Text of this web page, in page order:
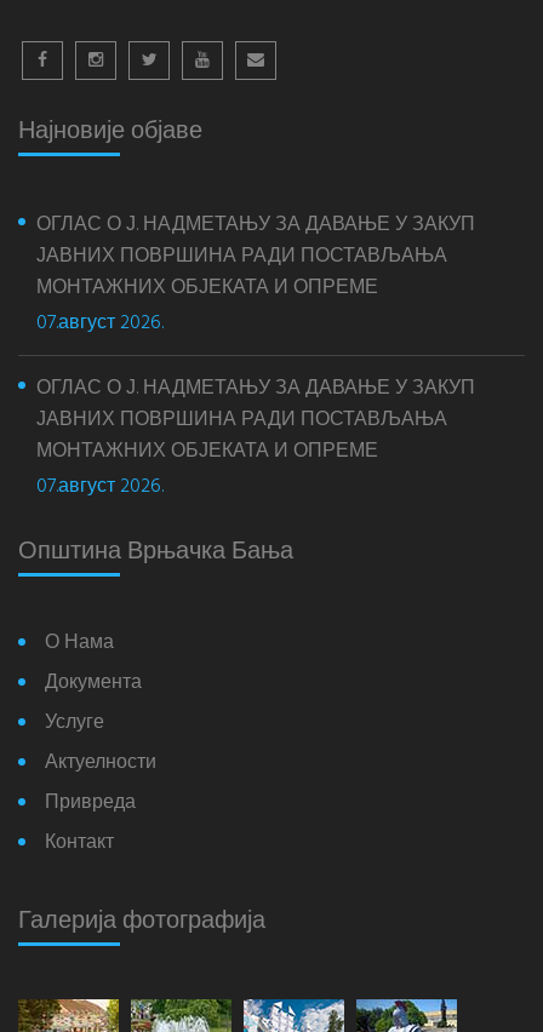
Најновије објаве
ОГЛАС О Ј. НАДМЕТАЊУ ЗА ДАВАЊЕ У ЗАКУП
ЈАВНИХ ПОВРШИНА РАДИ ПОСТАВЉАЊА
МОНТАЖНИХ ОБЈЕКАТА И ОПРЕМЕ
07.август 2026.
ОГЛАС О Ј. НАДМЕТАЊУ ЗА ДАВАЊЕ У ЗАКУП
ЈАВНИХ ПОВРШИНА РАДИ ПОСТАВЉАЊА
МОНТАЖНИХ ОБЈЕКАТА И ОПРЕМЕ
07.август 2026.
Општина Врњачка Бања
О Нама
Документа
Услуге
Актуелности
Привреда
Контакт
Галерија фотографија